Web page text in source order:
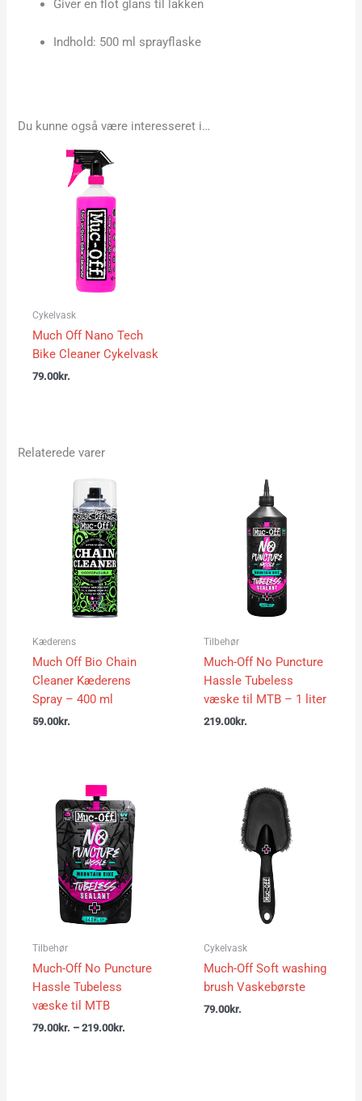
Giver en flot glans til lakken
Indhold: 500 ml sprayflaske
Du kunne også være interesseret i…
Cykelvask
Much Off Nano Tech
Bike Cleaner Cykelvask
79.00kr.
Relaterede varer
Kæderens
Much Off Bio Chain
Cleaner Kæderens
Spray – 400 ml
59.00kr.
Tilbehør
Much-Off No Puncture
Hassle Tubeless
væske til MTB – 1 liter
219.00kr.
Tilbehør
Much-Off No Puncture
Hassle Tubeless
væske til MTB
79.00kr. – 219.00kr.
til
219.00kr.
Cykelvask
Much-Off Soft washing
brush Vaskebørste
79.00kr.